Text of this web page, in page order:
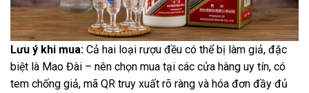
Lưu ý khi mua: Cả hai loại rượu đều có thể bị làm giả, đặc
biệt là Mao Đài – nên chọn mua tại các cửa hàng uy tín, có
tem chống giả, mã QR truy xuất rõ ràng và hóa đơn đầy đủ